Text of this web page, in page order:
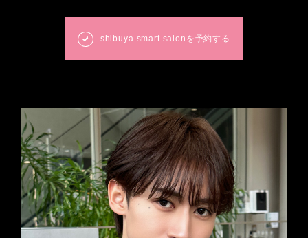
shibuya smart salonを予約する